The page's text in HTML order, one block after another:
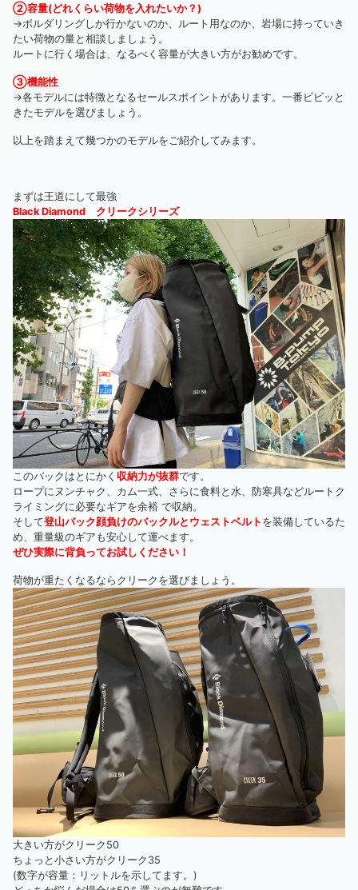
②容量(どれくらい荷物を入れたいか？)
→ボルダリングしか行かないのか、ルート用なのか、岩場に持っていき
たい荷物の量と相談しましょう。
ルートに行く場合は、なるべく容量が大きい方がお勧めです。
③機能性
→各モデルには特徴となるセールスポイントがあります。一番ビビッと
きたモデルを選びましょう。
以上を踏まえて幾つかのモデルをご紹介してみます。
まずは王道にして最強
Black Diamond クリークシリーズ
このバックはとにかく 収納力が抜群です。
ロープにヌンチャク、カム一式、さらに食料と水、防寒具などルートク
ライミングに必要なギアを余裕 で収納。
そして登山バック顔負けのバックルとウェストベルト を装備しているた
め、重量級のギアも安心して運べます。
ぜひ実際に背負ってお試しください！
荷物が重たくなるならクリークを選びましょう。
大きい方がクリーク50
ちょっと小さい方がクリーク35
(数字が容量：リットルを示してます。)